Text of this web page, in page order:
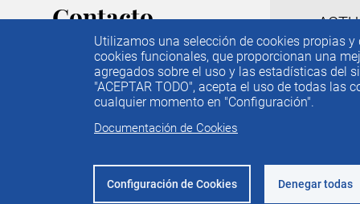
Utilizamos una selección de cookies propias
cookies funcionales, que proporcionan una
agregados sobre el uso y las estadísticas del
"ACEPTAR TODO", acepta el uso de todas
cualquier momento en "Configuración".
Documentación de Cookies
Configuración de Cookies Denegar todas
Contacto
C/ Príncipe de Vergara, 74. 6ª
28006 Madrid
Menú
IEE